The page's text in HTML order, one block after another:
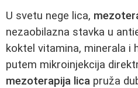
U svetu nege lica,
nezaobilazna stavka u
koktel vitamina, minerala i
putem mikroinjekcija
mezoterapija lica pruža